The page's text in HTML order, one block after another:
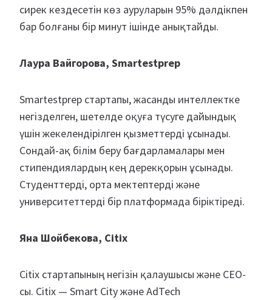
сирек кездесетін көз ауруларын 95% дәлдікпен
бар болғаны бір минут ішінде анықтайды.
Лаура Вайгорова, Smartestprep
Smartestprep стартапы, жасанды интеллектке
негізделген, шетелде оқуға түсуге дайындық
үшін жекелендірілген қызметтерді ұсынады.
Сондай-ақ білім беру бағдарламалары мен
стипендиялардың кең дерекқорын ұсынады.
Студенттерді, орта мектептерді және
университеттерді бір платформада біріктіреді.
Яна Шойбекова, Citix
Citix стартапының негізін қалаушысы және СЕО-
сы. Citix — Smart City және AdTech